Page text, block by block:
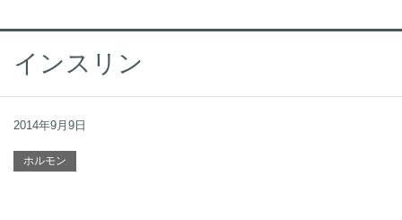
インスリン
2014年9月9日
ホルモン